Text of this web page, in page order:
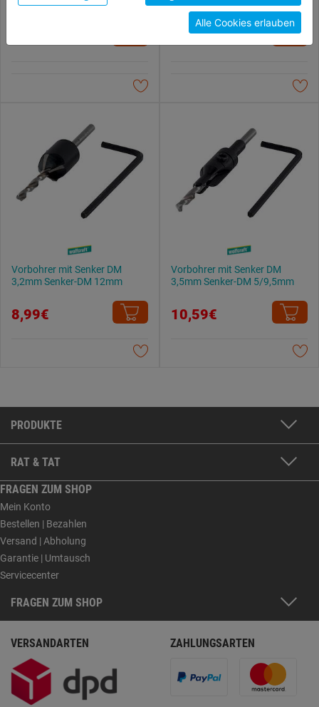
14x152mm
7,79€
Vorbohrer mit Senker DM
3,2mm Senker-DM 12mm
8,99€
Vorbohrer mit Senker DM
3,5mm Senker-DM 5/9,5mm
10,59€
PRODUKTE
RAT & TAT
FRAGEN ZUM SHOP
Mein Konto
Bestellen | Bezahlen
Versand | Abholung
Garantie | Umtausch
Servicecenter
FRAGEN ZUM SHOP
VERSANDARTEN ZAHLUNGSARTEN
unterschiedlichen Cookies, unter "Cookies
Konfigurieren" kannst du auswählen, welche Cookies
du zulassen möchtest und welche nicht.
Datenschutzerklärung.
Alle Cookies erlauben